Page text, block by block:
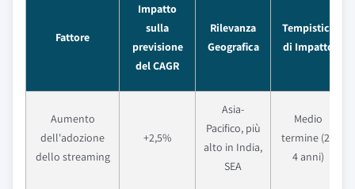
Fattore
Impatto
sulla
previsione
del CAGR
Rilevanza
Geografica
Tempistica
di Impatto
Aumento
dell'adozione
dello streaming
+2,5%
Asia-
Pacifico, più
alto in India,
SEA
Medio
termine (2–
4 anni)